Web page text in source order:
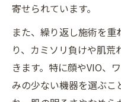
寄せられています。
また、繰り返し施術を
り、カミソリ負けや肌
きます。特に顔やVIO、
みの少ない機器を選ぶこ